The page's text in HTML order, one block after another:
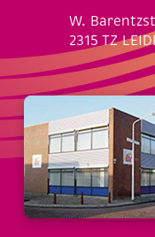
W.
2315 TZ